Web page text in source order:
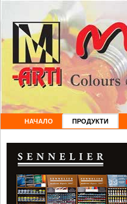
НАЧАЛО ПРОДУКТИ